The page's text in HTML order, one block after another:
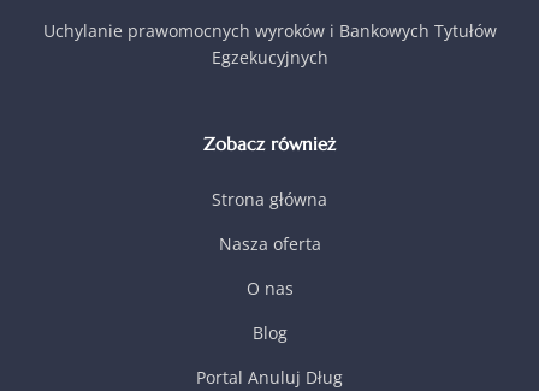
Uchylanie prawomocnych wyroków i Bankowych Tytułów
Egzekucyjnych
Zobacz również
Strona główna
Nasza oferta
O nas
Blog
Portal Anuluj Dług